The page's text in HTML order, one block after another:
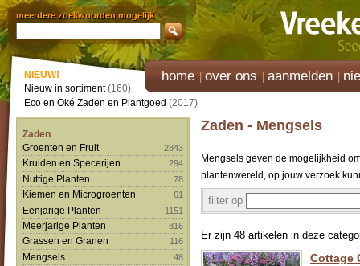
meerdere zoekwoorden mogelijk
home over ons aanmelden
NIEUW!
Nieuw in sortiment(160)
Eco en Oké Zaden en Plantgoed (2017)
Zaden
Groenten en Fruit
2843
Kruiden en Specerijen 294
Nuttige Planten 78
Kiemen en Microgroenten 61
Eenjarige Planten 1151
Meerjarige Planten 816
Grassen en Granen 116
Mengsels 48
Zaden - Mengsels
Mengsels geven de mogelijkheid
plantenwereld, op jouw verzoek
filter op
Er zijn 48 artikelen in deze
Cottage